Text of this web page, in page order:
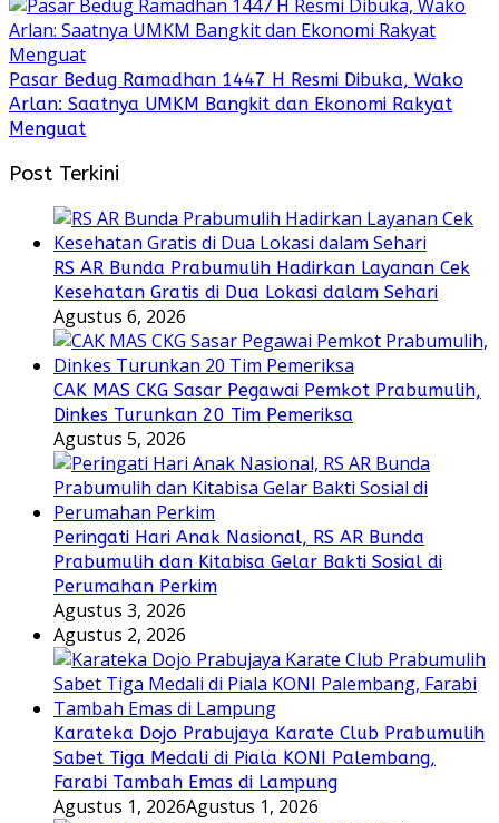
Pasar Bedug Ramadhan 1447 H Resmi Dibuka, Wako
Arlan: Saatnya UMKM Bangkit dan Ekonomi Rakyat
Menguat
Post Terkini
RS AR Bunda Prabumulih Hadirkan Layanan Cek
Kesehatan Gratis di Dua Lokasi dalam Sehari
Agustus 6, 2026
CAK MAS CKG Sasar Pegawai Pemkot Prabumulih,
Dinkes Turunkan 20 Tim Pemeriksa
Agustus 5, 2026
Peringati Hari Anak Nasional, RS AR Bunda
Prabumulih dan Kitabisa Gelar Bakti Sosial di
Perumahan Perkim
Agustus 3, 2026
Agustus 2, 2026
Karateka Dojo Prabujaya Karate Club Prabumulih
Sabet Tiga Medali di Piala KONI Palembang,
Farabi Tambah Emas di Lampung
Agustus 1, 2026Agustus 1, 2026